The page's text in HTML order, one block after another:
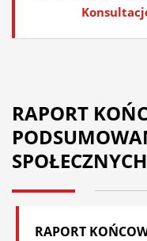
RAPORT
SPOŁECZNYCH
RAPORT